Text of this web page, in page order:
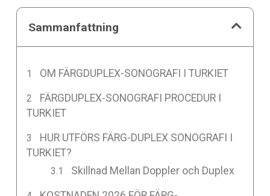
Sammanfattning
OM FÄRGDUPLEX-SONOGRAFI I TURKIET
FÄRGDUPLEX-SONOGRAFI PROCEDUR I
TURKIET
HUR UTFÖRS FÄRG-DUPLEX SONOGRAFI I
TURKIET?
Skillnad Mellan Doppler och Duplex